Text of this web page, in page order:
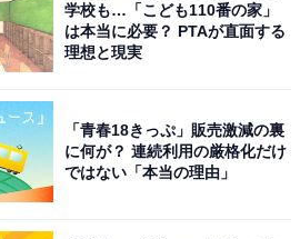
学校も…「こども110番の家」
は本当に必要？ PTAが直面する
理想と現実
「青春18きっぷ」販売激減の裏
に何が？ 連続利用の厳格化だけ
ではない「本当の理由」